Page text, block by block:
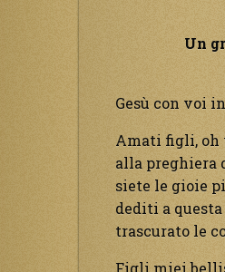
Un
Gesù con voi
Amati figli, oh
alla preghiera
siete le gioie
dediti a
trascurato le
Figli miei